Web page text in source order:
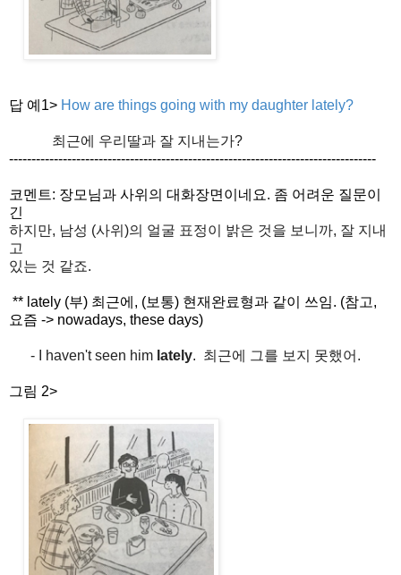
답 예1> How are things going with my daughter lately?
최근에 우리딸과 잘 지내는가?
----------------------------------------------------------------------------------
코멘트: 장모님과 사위의 대화장면이네요. 좀 어려운 질문이
긴
하지만, 남성 (사위)의 얼굴 표정이 밝은 것을 보니까, 잘 지내
고
있는 것 같죠.
** lately (부) 최근에, (보통) 현재완료형과 같이 쓰임. (참고,
요즘 -> nowadays, these days)
- I haven't seen him lately. 최근에 그를 보지 못했어.
그림 2>